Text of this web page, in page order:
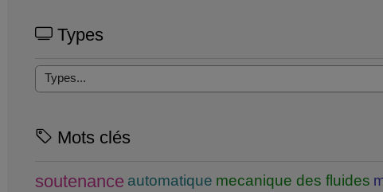
Types
Mots clés
soutenance automatique mecanique des fluides